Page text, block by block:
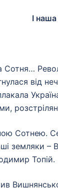
І наша
від
Сотнею.
земляки –
Топій.